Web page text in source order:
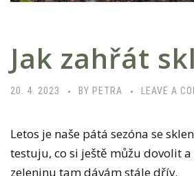
Jak zahřát
20. 4. 2023 BY PETRA LEAVE A
Letos je naše pátá sezóna se
testuju, co si ještě můžu dovolit
zeleninu tam dávám stále dřív.